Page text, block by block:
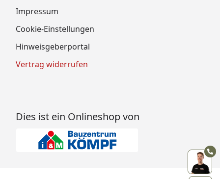
Impressum
Cookie-Einstellungen
Hinweisgeberportal
Vertrag widerrufen
Dies ist ein Onlineshop von